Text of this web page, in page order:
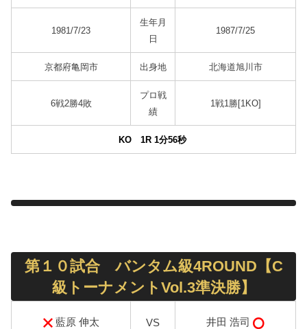
1981/7/23
生年月
日
1987/7/25
京都府亀岡市 出身地 北海道旭川市
6戦2勝4敗
プロ戦
績
1戦1勝[1KO]
KO 1R 1分56秒
第１０試合 バンタム級4ROUND【C
級トーナメントVol.3準決勝】
藍原 伸太 VS 井田 浩司